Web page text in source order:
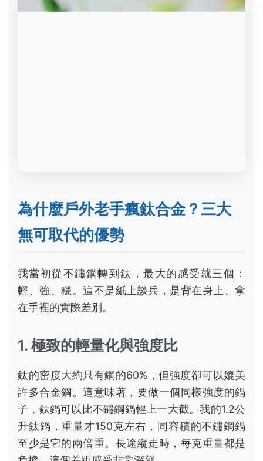
鈦的密度大約只有鋼的60%，但強度卻可以媲美
許多合金鋼。這意味著，要做一個同樣強度的鍋
子，鈦鍋可以比不鏽鋼鍋輕上一大截。我的1.2公
至少是它的兩倍重。長途縱走時，每克重量都是
負擔，這個差距感受非常深刻。
屬，完全不會生鏽，也不會與食物中的酸鹼成分
起反應。你用鈦杯泡咖啡、裝檸檬水，完全不用
擔心有金屬味或溶出什麼怪東西。我親自試過，
用鈦杯泡了一整晚的酸梅湯，第二天清洗毫無痕
跡，也沒有任何異味殘留。不鏽鋼雖然也耐腐